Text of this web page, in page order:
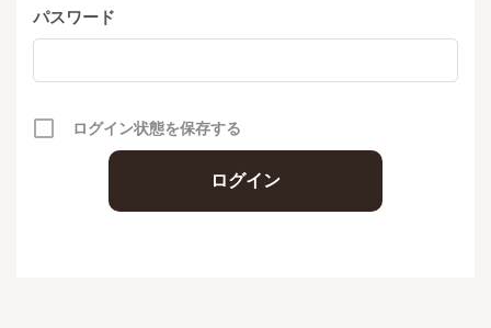
パスワード
ログイン状態を保存する